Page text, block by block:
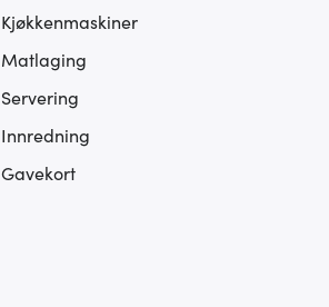
Kjøkkenmaskiner
Matlaging
Servering
Innredning
Gavekort